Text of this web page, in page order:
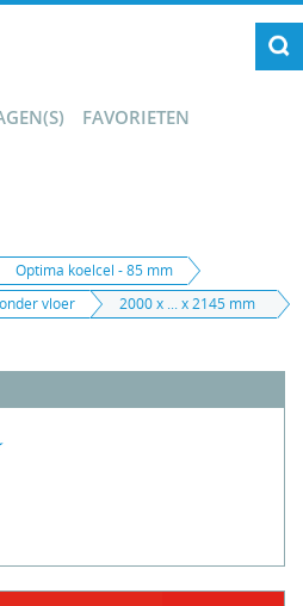
FAVORIETEN
Optima koelcel - 85 mm
vloer
2000 x ... x 2145 mm